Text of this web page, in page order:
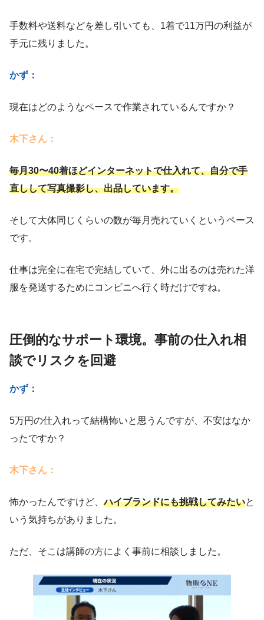
手数料や送料などを差し引いても、1着で11万円の利益が
手元に残りました。
かず：
現在はどのようなペースで作業されているんですか？
木下さん：
毎月30〜40着ほどインターネットで仕入れて、自分で手
直しして写真撮影し、出品しています。
そして大体同じくらいの数が毎月売れていくというペース
です。
仕事は完全に在宅で完結していて、外に出るのは売れた洋
服を発送するためにコンビニへ行く時だけですね。
圧倒的なサポート環境。事前の仕入れ相
談でリスクを回避
かず：
5万円の仕入れって結構怖いと思うんですが、不安はなか
ったですか？
木下さん：
怖かったんですけど、ハイブランドにも挑戦してみたいと
いう気持ちがありました。
ただ、そこは講師の方によく事前に相談しました。